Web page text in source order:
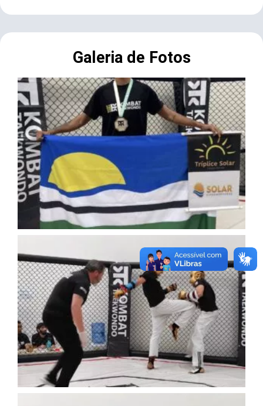
Galeria de Fotos